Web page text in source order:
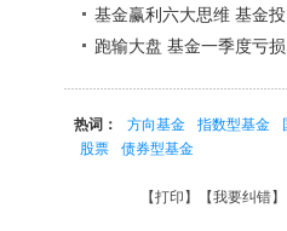
基金赢利六大思维 基金
跑输大盘 基金一季度亏
热词： 方向基金 指数型基金
股票
债券型基金
【打印 】【我要纠错